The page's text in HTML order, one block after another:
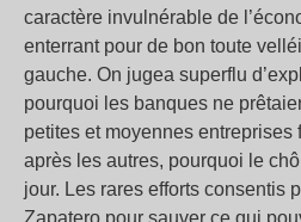
caractère invulnérable de
enterrant pour de bon toute
gauche. On jugea superflu
pourquoi les banques ne
petites et moyennes
après les autres, pourquoi le
jour. Les rares efforts consentis
Zapatero pour sauver ce qui